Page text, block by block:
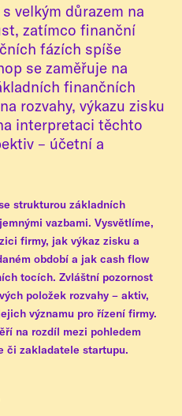
velkým důrazem na
zatímco finanční
fázích spíše
se zaměřuje na
finančních
rozvahy, výkazu zisku
interpretaci těchto
– účetní a
strukturou základních
vazbami. Vysvětlíme,
firmy, jak výkaz zisku a
období a jak cash flow
tocích. Zvláštní pozornost
položek rozvahy – aktiv,
významu pro řízení firmy.
na rozdíl mezi pohledem
či zakladatele startupu.